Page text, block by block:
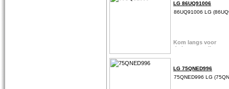
LG 86UQ91006
86UQ91006 LG
LG 75QNED996
75QNED996 LG